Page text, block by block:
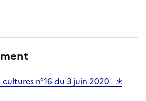
cultures n°16 du 3 juin 2020